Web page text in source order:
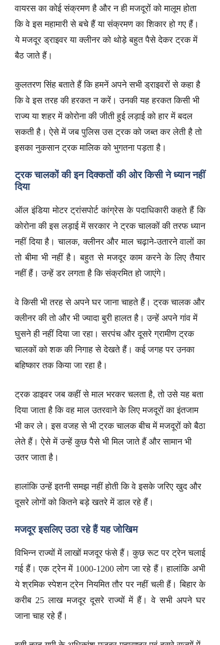
वायरस का कोई संक्रमण है और न ही मजदूरों को मालूम होता
कि वे इस महामारी से बचे हैं या संक्रमण का शिकार हो गए हैं।
ये मजदूर ड्राइवर या क्लीनर को थोड़े बहुत पैसे देकर ट्रक में
बैठ जाते हैं।
कुलतरण सिंह बताते हैं कि हमनें अपने सभी ड्राइवरों से कहा है
कि वे इस तरह की हरकत न करें। उनकी यह हरकत किसी भी
राज्य या शहर में कोरोना की जीती हुई लड़ाई को हार में बदल
सकती है। ऐसे में जब पुलिस उस ट्रक को जब्त कर लेती है तो
इसका नुकसान ट्रक मालिक को भुगतना पड़ता है।
ट्रक चालकों की इन दिक्कतों की ओर किसी ने ध्यान नहीं
दिया
ऑल इंडिया मोटर ट्रांसपोर्ट कांग्रेस के पदाधिकारी कहते हैं कि
कोरोना की इस लड़ाई में सरकार ने ट्रक चालकों की तरफ ध्यान
नहीं दिया है। चालक, क्लीनर और माल चढ़ाने-उतारने वालों का
तो बीमा भी नहीं है। बहुत से मजदूर काम करने के लिए तैयार
नहीं हैं। उन्हें डर लगता है कि संक्रमित हो जाएंगे।
वे किसी भी तरह से अपने घर जाना चाहते हैं। ट्रक चालक और
क्लीनर की तो और भी ज्यादा बुरी हालत है। उन्हें अपने गांव में
घुसने ही नहीं दिया जा रहा। सरपंच और दूसरे ग्रामीण ट्रक
चालकों को शक की निगाह से देखते हैं। कई जगह पर उनका
बहिष्कार तक किया जा रहा है।
ट्रक डाइवर जब कहीं से माल भरकर चलता है, तो उसे यह बता
दिया जाता है कि वह माल उतरवाने के लिए मजदूरों का इंतजाम
भी कर ले। इस वजह से भी ट्रक चालक बीच में मजदूरों को बैठा
लेते हैं। ऐसे में उन्हें कुछ पैसे भी मिल जाते हैं और सामान भी
उतर जाता है।
हालांकि उन्हें इतनी समझ नहीं होती कि वे इसके जरिए खुद और
दूसरे लोगों को कितने बड़े खतरे में डाल रहे हैं।
मजदूर इसलिए उठा रहे हैं यह जोखिम
विभिन्न राज्यों में लाखों मजदूर फंसे हैं। कुछ रूट पर ट्रेन चलाई
गई हैं। एक ट्रेन में 1000-1200 लोग जा रहे हैं। हालांकि अभी
ये श्रमिक स्पेशन ट्रेन नियमित तौर पर नहीं चली हैं। बिहार के
करीब 25 लाख मजदूर दूसरे राज्यों में हैं। वे सभी अपने घर
जाना चाह रहे हैं।